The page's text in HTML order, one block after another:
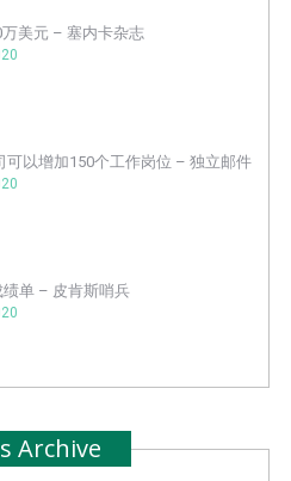
美元 – 塞内卡杂志
可以增加150个工作岗位 – 独立邮件
绩单 – 皮肯斯哨兵
Archive